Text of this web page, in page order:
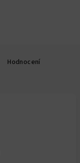
Hodnocení